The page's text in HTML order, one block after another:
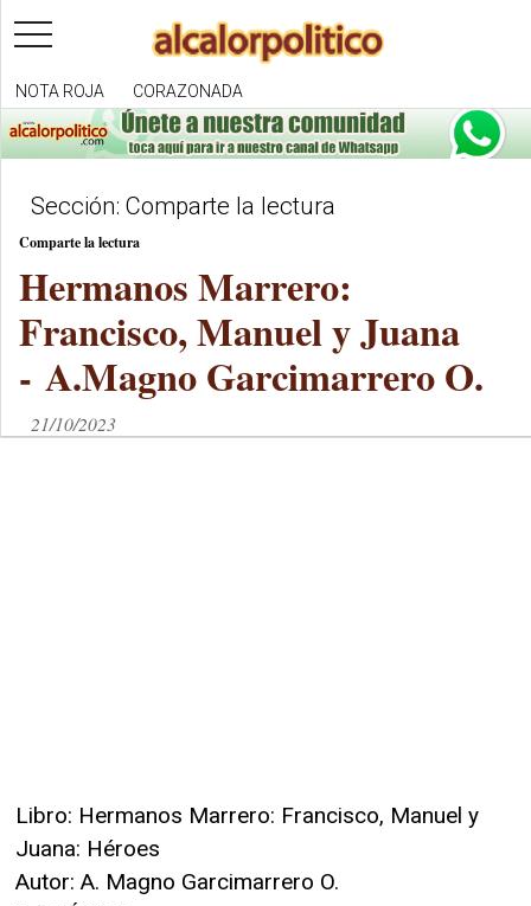
toggle
navigation
NOTA ROJA CORAZONADA
Sección: Comparte la lectura
Comparte la lectura
Hermanos Marrero:
Francisco, Manuel y Juana
- A.Magno Garcimarrero O.
21/10/2023
Libro: Hermanos Marrero: Francisco, Manuel y
Juana: Héroes
Autor: A. Magno Garcimarrero O.